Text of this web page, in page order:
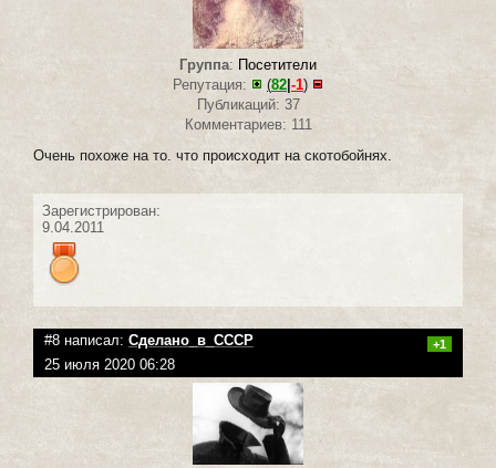
Группа: Посетители
Репутация:
(82|-1)
Публикаций: 37
Комментариев: 111
Очень похоже на то. что происходит на скотобойнях.
Зарегистрирован:
9.04.2011
#8 написал: Сделано_в_СССР +1
25 июля 2020 06:28